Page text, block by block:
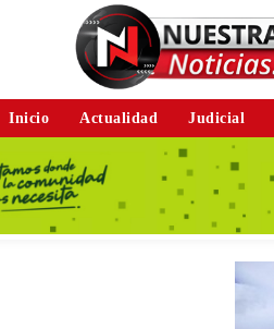
Inicio Actualidad Judicial